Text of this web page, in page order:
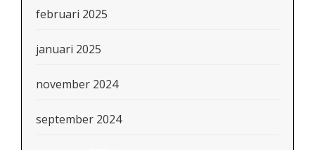
februari 2025
januari 2025
november 2024
september 2024